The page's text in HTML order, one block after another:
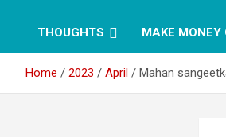
THOUGHTS MAKE MONEY
Home 2023 April Mahan